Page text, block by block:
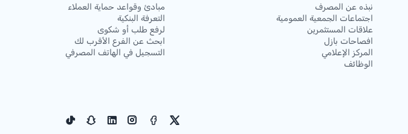
نبذه عن المصرف
اجتماعات الجمعية العمومية
علاقات المستثمرين
افصاحات بازل
المركز الإعلامي
الوظائف
مبادئ وقواعد حماية العملاء
التعرفة البنكية
لرفع طلب أو شكوى
ابحث عن الفرع الأقرب لك
التسجيل في الهاتف المصرفي